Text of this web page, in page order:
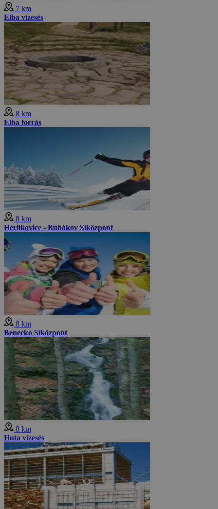
7 km
Elba vízesés
8 km
Elba forrás
8 km
Herlíkovice - Bubákov Síközpont
8 km
Benecko Síközpont
8 km
Huta vízesés